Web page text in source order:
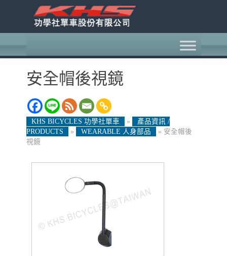
安全帽後視鏡
KHS BICYCLES 功學社單車 »
產品資訊 /
PRODUCTS
» WEARABLE 人身部品 » 安全帽後
視鏡